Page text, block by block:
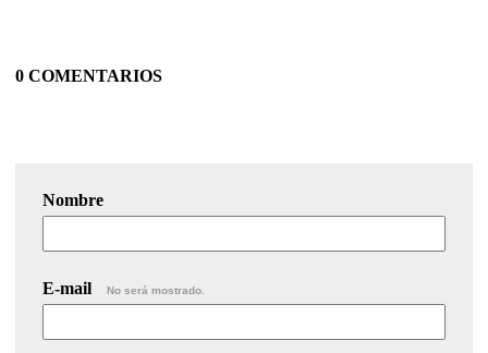
0 COMENTARIOS
Nombre
E-mail No será mostrado.